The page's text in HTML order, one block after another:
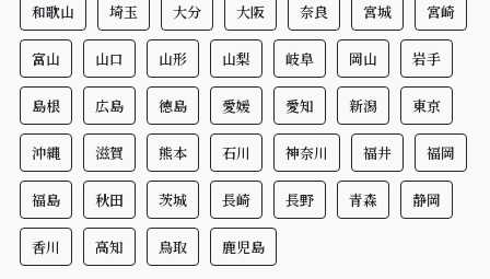
和歌山 埼玉 大分 大阪 奈良 宮城 宮崎
富山 山口 山形 山梨 岐阜 岡山 岩手
島根 広島 徳島 愛媛 愛知 新潟 東京
沖縄 滋賀 熊本 石川 神奈川 福井 福岡
福島 秋田 茨城 長崎 長野 青森 静岡
香川 高知 鳥取 鹿児島